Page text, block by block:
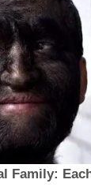
Family: